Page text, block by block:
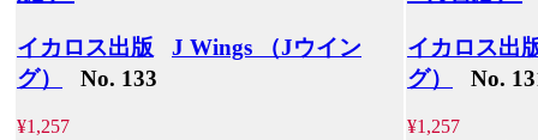
イカロス出版
J Wings （Jウイン
グ）
No. 133
¥1,257
イカロス出
グ）
No.
¥1,257